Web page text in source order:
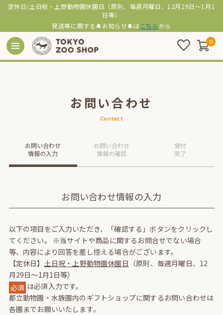
定休日/土日祝・上野動物園休園日（原則、毎週月曜日、12月29日～1月1
日等）
発送等に関する🔔お知らせ🔔は こちら から
0
Contact
お問い合わせ
お問い合わせ
情報の入力
お問い合わせ
情報の確認
受付
完了
お問い合わせ情報の入力
以下の項目をご入力いただき、「確認する」ボタンをクリックし
てください。
※当サイトや商品に関するお問合せでない場合
等、内容により回答を差し控える場合がございます。
【定休日】 土日祝・上野動物園休園日 （原則、毎週月曜日、12
月29日～1月1日等）
必須 は必須入力です。
都立動物園・水族園内のギフトショップに関するお問い合わせは
各園までお願いいたします。